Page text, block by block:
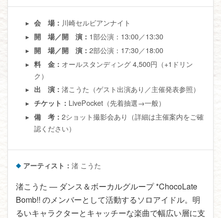
会 場： 川崎セルビアンナイト
開 場／開 演： 1部公演：13:00／13:30
開 場／開 演：2部公演：17:30／18:00
料 金： オールスタンディング 4,500円（+1ドリン
ク）
出 演：渚こうた（ゲスト出演あり／主催発表参照）
チケット： LivePocket（先着抽選→一般）
備 考：2ショット撮影会あり（詳細は主催案内をご確
認ください）
アーティスト：渚 こうた
渚こうた — ダンス＆ボーカルグループ *ChocoLate
Bomb!! のメンバーとして活動するソロアイドル。明
るいキャラクターとキャッチーな楽曲で幅広い層に支